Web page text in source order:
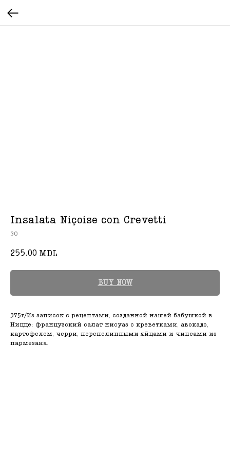
Insalata Niçoise con Crevetti
30
255.00 MDL
BUY NOW
375г/Из записок с рецептами, созданной нашей бабушкой в
Ницце: французский салат нисуаз с креветками, авокадо,
картофелем, черри, перепелинными яйцами и чипсами из
пармезана.